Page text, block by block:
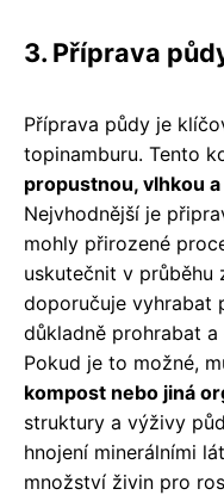
3. Příprava
Příprava půdy je
topinamburu. Tento
propustnou, vlhkou
Nejvhodnější je
mohly přirozené
uskutečnit v průběhu
doporučuje vyhrabat
důkladně prohrabat
Pokud je to možné,
kompost nebo jiná
struktury a výživy
hnojení minerálními
množství živin pro